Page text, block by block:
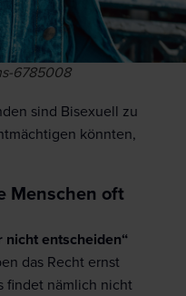
6785008
sind Bisexuell zu
könnten,
Menschen oft
nicht entscheiden“
das Recht ernst
findet nämlich nicht